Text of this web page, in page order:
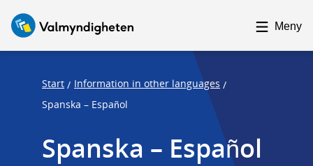
Meny
Start / Information in other languages /
Spanska – Español
Spanska – Español
c
c